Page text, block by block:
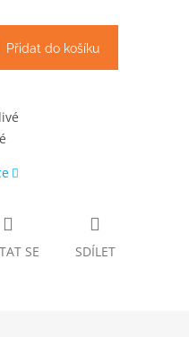
Přidat do košíku
SE SDÍLET